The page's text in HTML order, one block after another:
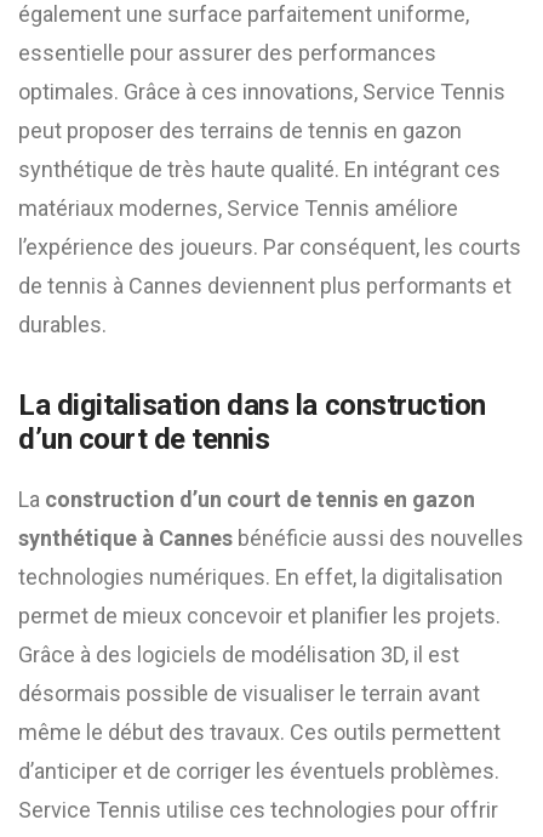
également une surface parfaitement uniforme,
essentielle pour assurer des performances
optimales. Grâce à ces innovations, Service Tennis
peut proposer des terrains de tennis en gazon
synthétique de très haute qualité. En intégrant ces
matériaux modernes, Service Tennis améliore
l’expérience des joueurs. Par conséquent, les courts
de tennis à Cannes deviennent plus performants et
durables.
La digitalisation dans la construction
d’un court de tennis
La construction d’un court de tennis en gazon
synthétique à Cannes bénéficie aussi des nouvelles
technologies numériques. En effet, la digitalisation
permet de mieux concevoir et planifier les projets.
Grâce à des logiciels de modélisation 3D, il est
désormais possible de visualiser le terrain avant
même le début des travaux. Ces outils permettent
d’anticiper et de corriger les éventuels problèmes.
Service Tennis utilise ces technologies pour offrir